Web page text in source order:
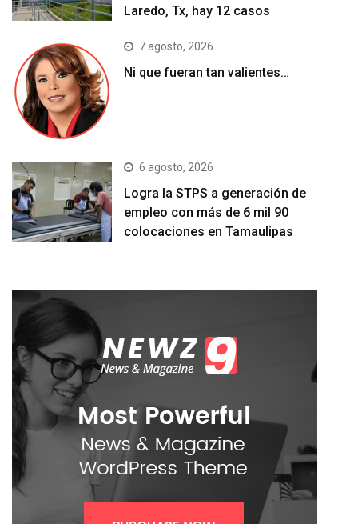
Laredo, Tx, hay 12 casos
7 agosto, 2026
Ni que fueran tan valientes…
6 agosto, 2026
Logra la STPS a generación de
empleo con más de 6 mil 90
colocaciones en Tamaulipas